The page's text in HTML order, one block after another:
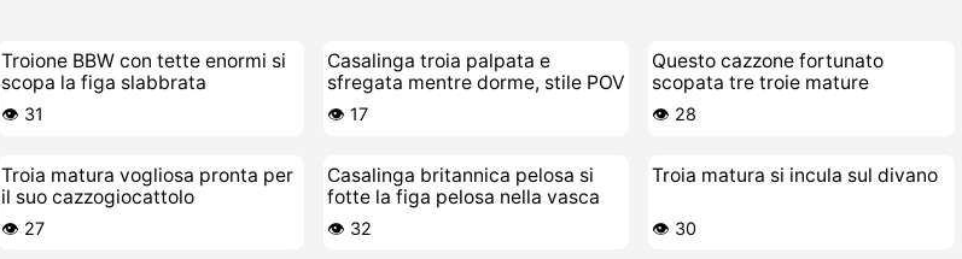
Troione BBW con tette enormi si
scopa la figa slabbrata
👁️ 31
Casalinga troia palpata e
sfregata mentre dorme, stile POV
👁️ 17
Questo cazzone fortunato
scopata tre troie mature
👁️ 28
Troia matura vogliosa pronta per
il suo cazzogiocattolo
👁️ 27
Casalinga britannica pelosa si
fotte la figa pelosa nella vasca
👁️ 32
Troia matura si incula sul divano
👁️ 30